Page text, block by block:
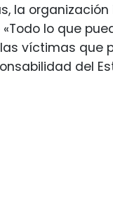
la
lo que
víctimas que
del